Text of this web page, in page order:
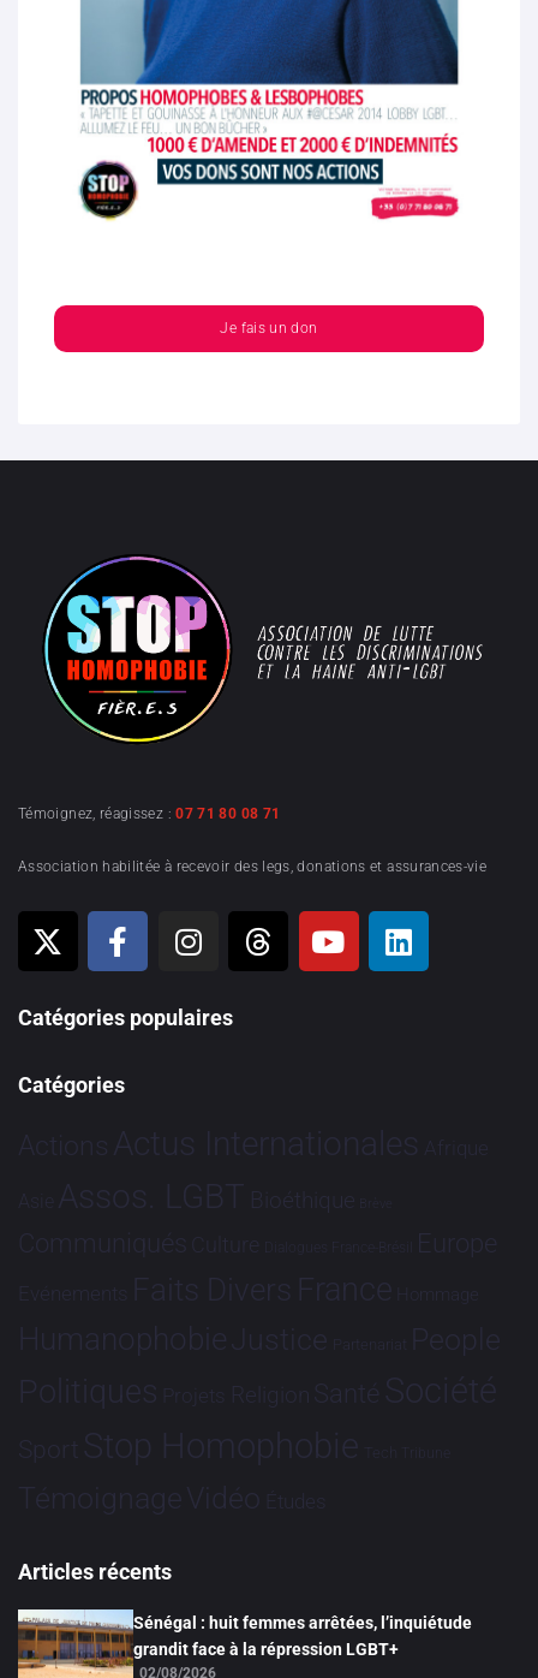
Je fais un don
Témoignez, réagissez :07 71 80 08 71
Association habilitée à recevoir des legs, donations et assurances-vie
Catégories populaires
Catégories
Actions Actus Internationales Afrique
Asie Assos. LGBT Bioéthique Brève
Communiqués Culture Dialogues France-Brésil Europe
Evénements Faits Divers France Hommage
HumanophobieJustice Partenariat People
Politiques Projets Religion Santé Société
Sport Stop Homophobie Tech Tribune
TémoignageVidéo Études
Articles récents
Sénégal : huit femmes arrêtées, l’inquiétude
grandit face à la répression LGBT+
02/08/2026